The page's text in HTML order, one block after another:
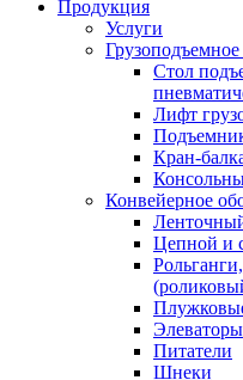
Продукция
Услуги
Стол
Лифт
Кран-
Конвейерное
Цепной и
Элеваторы
Питатели
Шнеки